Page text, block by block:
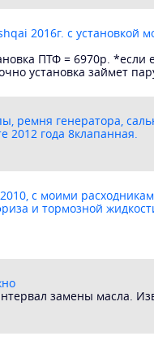
2016г. с установкой
ПТФ = 6970р. *если
установка займет
ремня генератора,
2012 года 8клапанная.
с моими
и тормозной
замены масла.